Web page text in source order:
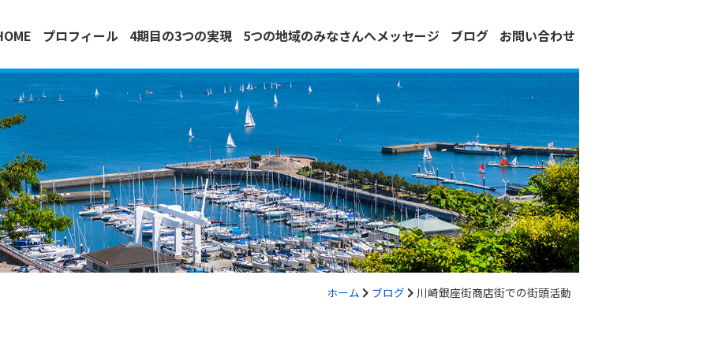
プロフィール 4期目の3つの実現 5つの地域のみなさんへメッセージ ブログ お問い合わせ
ホーム ブログ 川崎銀座街商店街での街頭活動